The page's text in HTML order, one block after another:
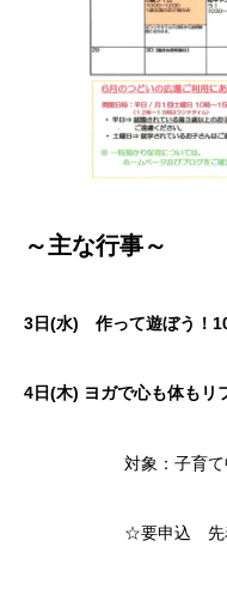
～主な行事～
3日(水) 作って遊ぼう！
4日(木) ヨガで心も体も
対象：子育て中
☆要申込 先着７